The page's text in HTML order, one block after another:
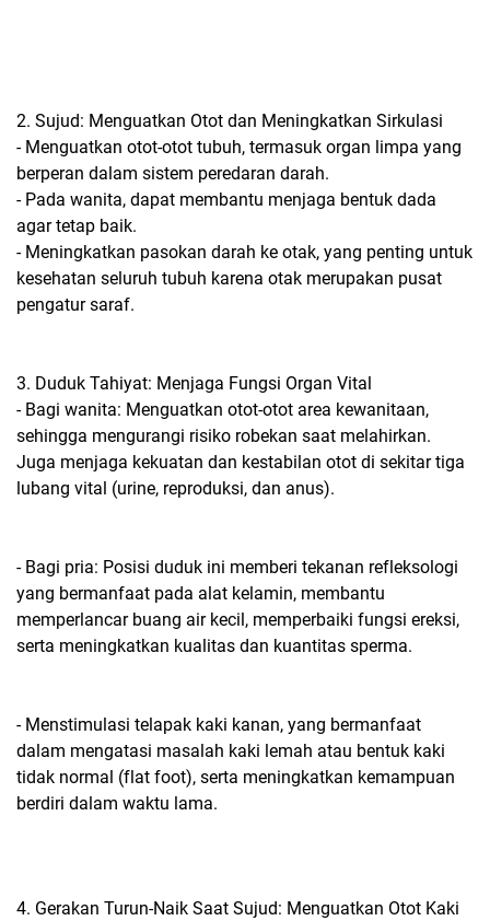
2. Sujud: Menguatkan Otot dan Meningkatkan Sirkulasi
- Menguatkan otot-otot tubuh, termasuk organ limpa yang
berperan dalam sistem peredaran darah.
- Pada wanita, dapat membantu menjaga bentuk dada
agar tetap baik.
- Meningkatkan pasokan darah ke otak, yang penting untuk
kesehatan seluruh tubuh karena otak merupakan pusat
pengatur saraf.
3. Duduk Tahiyat: Menjaga Fungsi Organ Vital
- Bagi wanita: Menguatkan otot-otot area kewanitaan,
sehingga mengurangi risiko robekan saat melahirkan.
Juga menjaga kekuatan dan kestabilan otot di sekitar tiga
lubang vital (urine, reproduksi, dan anus).
- Bagi pria: Posisi duduk ini memberi tekanan refleksologi
yang bermanfaat pada alat kelamin, membantu
memperlancar buang air kecil, memperbaiki fungsi ereksi,
serta meningkatkan kualitas dan kuantitas sperma.
- Menstimulasi telapak kaki kanan, yang bermanfaat
dalam mengatasi masalah kaki lemah atau bentuk kaki
tidak normal (flat foot), serta meningkatkan kemampuan
berdiri dalam waktu lama.
4. Gerakan Turun-Naik Saat Sujud: Menguatkan Otot Kaki